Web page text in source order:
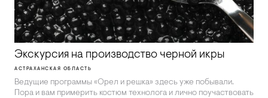
Экскурсия на производство черной икры
АСТРАХАНСКАЯ ОБЛАСТЬ
Ведущие программы «Орел и решка» здесь уже побывали.
Пора и вам примерить костюм технолога и лично поучаствовать